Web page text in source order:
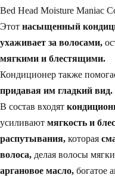
Bed Head Moisture Maniac
Этот насыщенный
ухаживает за волосами,
мягкими и блестящими.
Кондиционер также
придавая им гладкий вид.
В состав входят
усиливают мягкость и
распутывания, которая
волоса, делая волосы
аргановое масло, богатое